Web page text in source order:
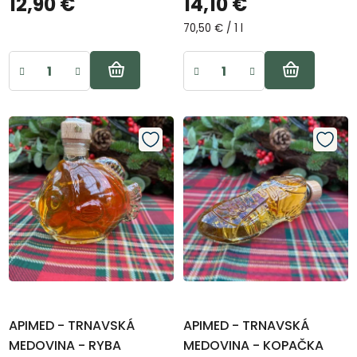
Jednotková
70,50 € / 1 l
APIMED - TRNAVSKÁ
MEDOVINA - RYBA
APIMED - TRNAVSKÁ
MEDOVINA - KOPAČKA